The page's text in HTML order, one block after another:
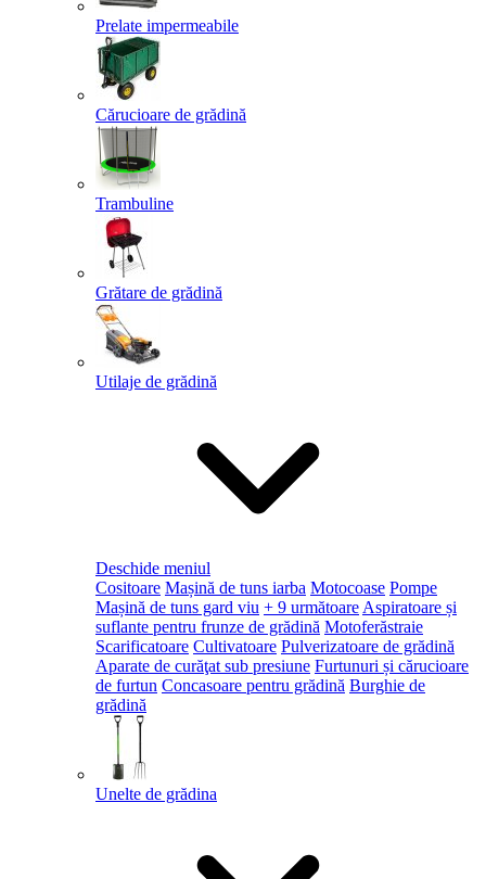
Prelate impermeabile
Cărucioare de grădină
Trambuline
Grătare de grădină
Utilaje de grădină
Deschide meniul
Cositoare Mașină de tuns iarba Motocoase Pompe
Mașină de tuns gard viu + 9 următoare Aspiratoare și
suflante pentru frunze de grădină Motoferăstraie
Scarificatoare Cultivatoare Pulverizatoare de grădină
Aparate de curăţat sub presiune Furtunuri și cărucioare
de furtun Concasoare pentru grădină Burghie de
grădină
Unelte de grădina